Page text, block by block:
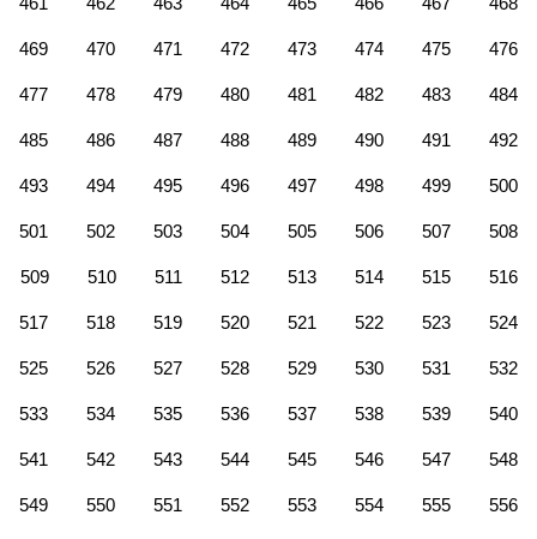
469 470 471 472 473 474 475 476
477 478 479 480 481 482 483 484
485 486 487 488 489 490 491 492
493 494 495 496 497 498 499 500
501 502 503 504 505 506 507 508
509 510 511 512 513 514 515 516
517 518 519 520 521 522 523 524
525 526 527 528 529 530 531 532
533 534 535 536 537 538 539 540
541 542 543 544 545 546 547 548
549 550 551 552 553 554 555 556